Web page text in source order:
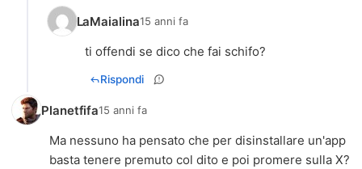
LaMaialina15 anni fa
ti offendi se dico che fai schifo?
Rispondi
Planetfifa15 anni fa
Ma nessuno ha pensato che per disinstallare un'app
basta tenere premuto col dito e poi promere sulla X?